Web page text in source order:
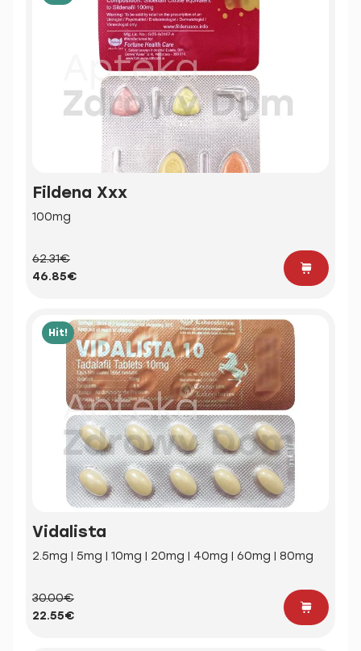
Fildena Xxx
100mg
62.31€
46.85€
Hit!
Vidalista
2.5mg | 5mg | 10mg | 20mg | 40mg | 60mg | 80mg
30.00€
22.55€